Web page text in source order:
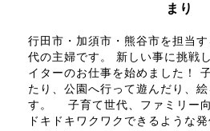
まり
行田市・加須市・熊谷市を担当
代の主婦です。 新しい事に挑戦
イターのお仕事を始めました！
たり、公園へ行って遊んだり、
す。 子育て世代、ファミリー向
ドキドキワクワクできるような